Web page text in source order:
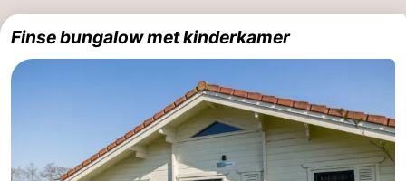
Finse bungalow met kinderkamer